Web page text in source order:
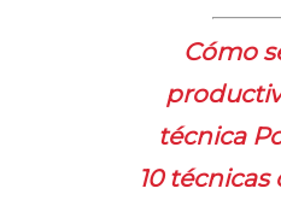
Cómo
técnica
10